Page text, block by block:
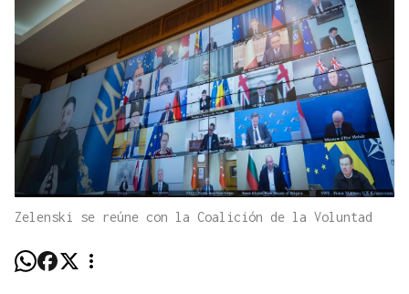
Zelenski se reúne con la Coalición de la Voluntad